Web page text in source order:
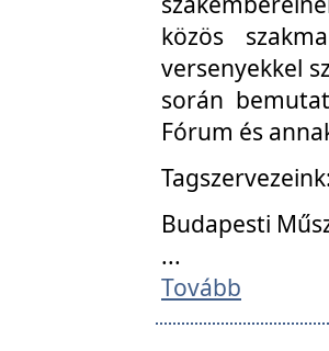
közös
versenyekkel
során
Fórum és
Budapesti
...
Tovább